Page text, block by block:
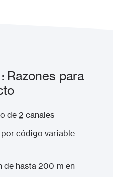
Razones para
de 2 canales
código variable
de hasta 200 m en